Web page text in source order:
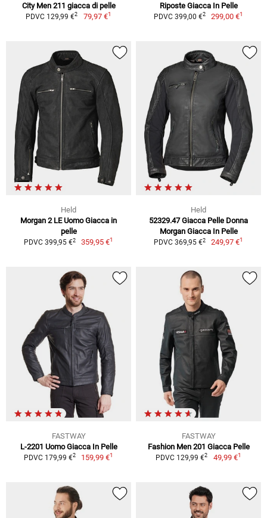
City Men 211 giacca di pelle
PDVC 129,99 €2 79,97 €1
Riposte Giacca In Pelle
PDVC 399,00 €2 299,00 €1
Held
Morgan 2 LE Uomo Giacca in
pelle
PDVC 399,95 €2 359,95 €1
Held
52329.47 Giacca Pelle Donna
Morgan Giacca In Pelle
PDVC 369,95 €2 249,97 €1
FASTWAY
L-2201 Uomo Giacca In Pelle
PDVC 179,99 €2 159,99 €1
FASTWAY
Fashion Men 201 Giacca Pelle
PDVC 129,99 €2 49,99 €1